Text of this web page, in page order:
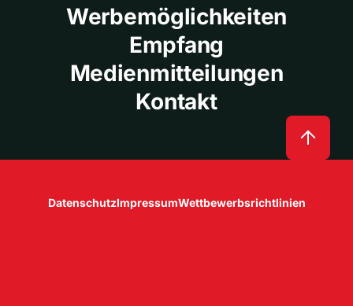
Werbemöglichkeiten
Empfang
Medienmitteilungen
Kontakt
DatenschutzImpressumWettbewerbsrichtlinien